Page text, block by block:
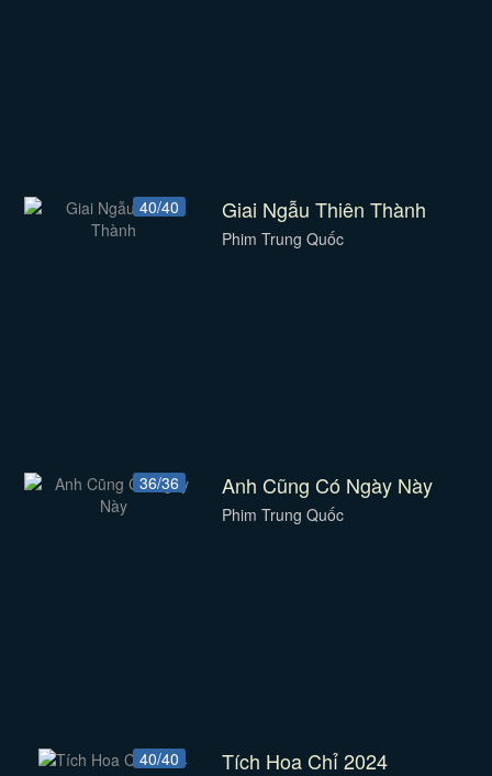
40/40 Giai Ngẫu Thiên Thành
Phim Trung Quốc
36/36 Anh Cũng Có Ngày Này
Phim Trung Quốc
40/40 Tích Hoa Chỉ 2024